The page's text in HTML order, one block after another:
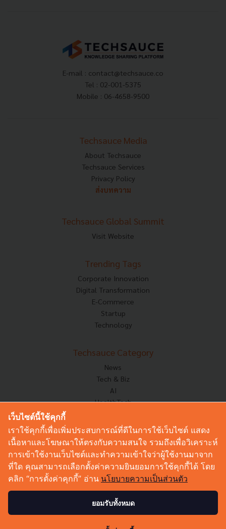
E-mail : contact@techsauce.co
Tel : 02-001-5375
Mobile : 06-4658-9500
Techsauce Media
About Techsauce
Techsauce Services
Privacy Policy
ส่งบทความ
Techsauce Global Summit
Visit Website
Trending Tags
Corporate Innovation
Digital Transformation
E-Commerce
Startup
Technology
Techsauce Category
News
Tech & Biz
AI
HealthTech
Corp Innov
Saucy Thoughts
Based On
Sustainable
Videos
Podcast
เว็บไซต์นี้ใช้คุกกี้
เราใช้คุกกี้เพื่อเพิ่มประสบการณ์ที่ดีในการใช้เว็บไซต์ แสดง
เนื้อหาและโฆษณาให้ตรงกับความสนใจ รวมถึงเพื่อวิเคราะห์
การเข้าใช้งานเว็บไซต์และทำความเข้าใจว่าผู้ใช้งานมาจาก
ที่ใด คุณสามารถเลือกตั้งค่าความยินยอมการใช้คุกกี้ได้ โดย
คลิก “การตั้งค่าคุกกี้” อ่าน นโยบายความเป็นส่วนตัว
ยอมรับทั้งหมด